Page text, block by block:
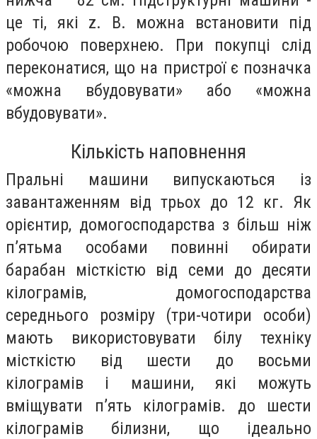
це ті, які z. B. можна встановити під
робочою поверхнею. При покупці слід
переконатися, що на пристрої є позначка
«можна вбудовувати» або «можна
вбудовувати».
Кількість наповнення
Пральні машини випускаються із
завантаженням від трьох до 12 кг. Як
орієнтир, домогосподарства з більш ніж
п’ятьма особами повинні обирати
барабан місткістю від семи до десяти
кілограмів, домогосподарства
середнього розміру (три-чотири особи)
мають використовувати білу техніку
місткістю від шести до восьми
кілограмів і машини, які можуть
вміщувати п’ять кілограмів. до шести
кілограмів білизни, що ідеально